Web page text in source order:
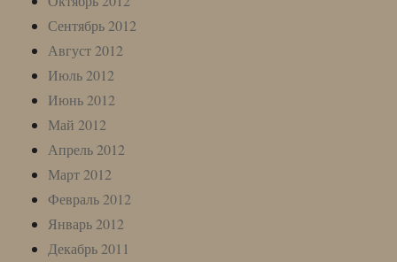
Сентябрь 2012
Август 2012
Июль 2012
Июнь 2012
Май 2012
Апрель 2012
Март 2012
Февраль 2012
Январь 2012
Декабрь 2011